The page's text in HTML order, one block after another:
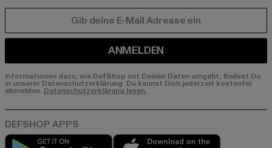
ANMELDEN
Informationen dazu, wie DefShop mit Deinen Daten umgeht, findest Du
in unserer Datenschutzerklärung. Du kannst Dich jederzeit kostenfei
abmelden. Datenschutzerklärung lesen.
Play market